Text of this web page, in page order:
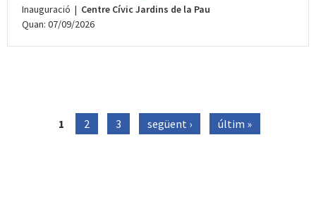
Inauguració | Centre Cívic Jardins de la Pau
Quan: 07/09/2026
Pàgines
1 2 3 següent › últim »